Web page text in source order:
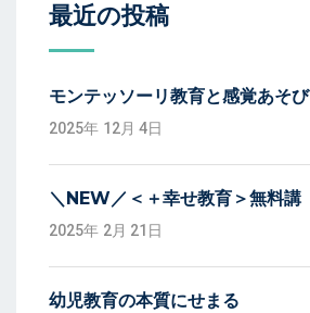
最近の投稿
モンテッソーリ教育と感覚あそび
2025年 12月 4日
＼NEW／＜＋幸せ教育＞無料講
2025年 2月 21日
幼児教育の本質にせまる